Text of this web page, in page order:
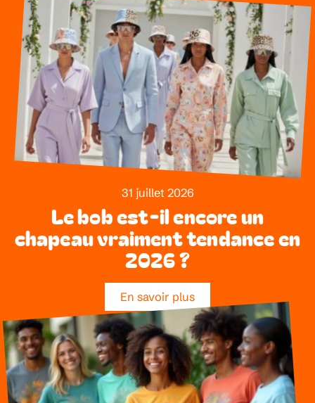
31 juillet 2026
Le bob est-il encore un
chapeau vraiment tendance en
2026 ?
En savoir plus